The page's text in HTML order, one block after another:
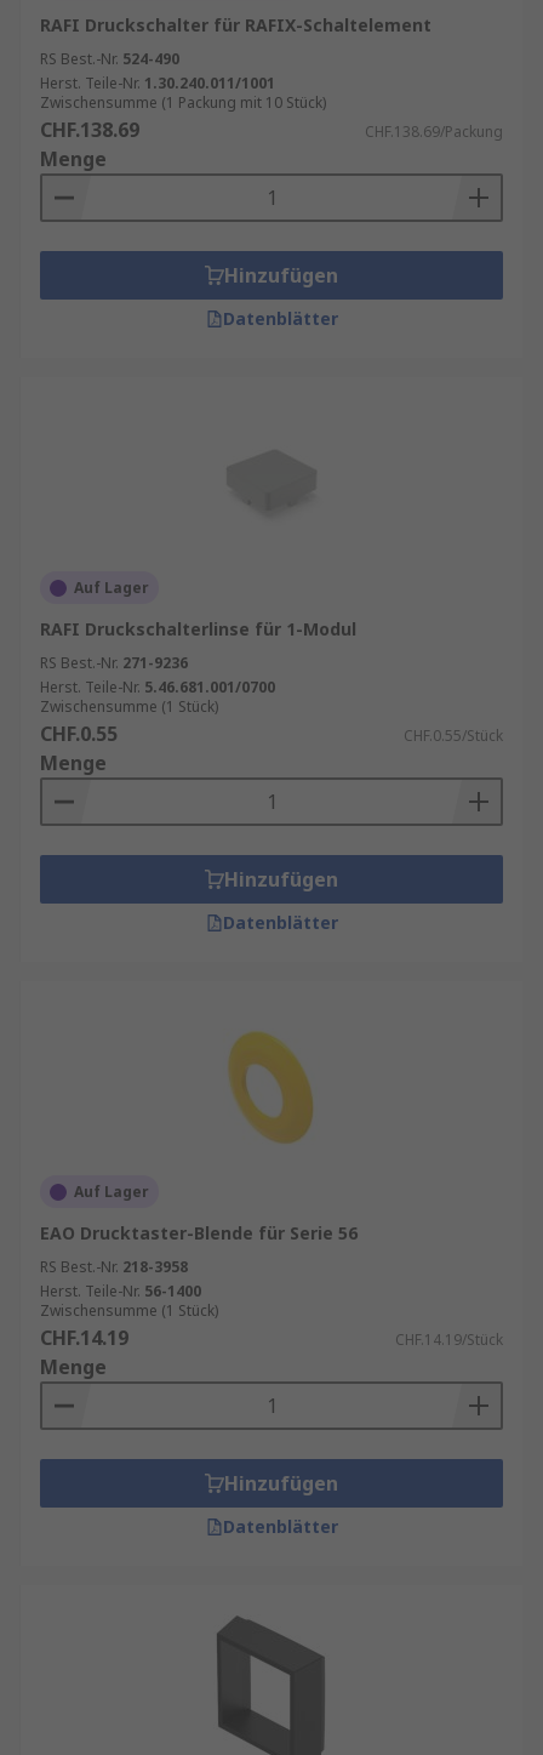
RAFI Druckschalter für RAFIX-Schaltelement
RS Best.-Nr. 524-490
Herst. Teile-Nr. 1.30.240.011/1001
Zwischensumme (1 Packung mit 10 Stück)
CHF.138.69 CHF.138.69/Packung
Menge
Hinzufügen
Datenblätter
Auf Lager
RAFI Druckschalterlinse für 1-Modul
RS Best.-Nr. 271-9236
Herst. Teile-Nr. 5.46.681.001/0700
Zwischensumme (1 Stück)
CHF.0.55 CHF.0.55/Stück
Menge
Hinzufügen
Datenblätter
Auf Lager
EAO Drucktaster-Blende für Serie 56
RS Best.-Nr. 218-3958
Herst. Teile-Nr. 56-1400
Zwischensumme (1 Stück)
CHF.14.19 CHF.14.19/Stück
Menge
Hinzufügen
Datenblätter